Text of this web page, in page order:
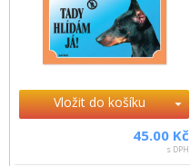
Vložit do košíku
45.00 Kč
s DPH